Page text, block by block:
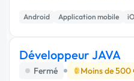
programmation tels que Java,
Android Application mobile
Développeur JAVA
Fermé
Moins de 500